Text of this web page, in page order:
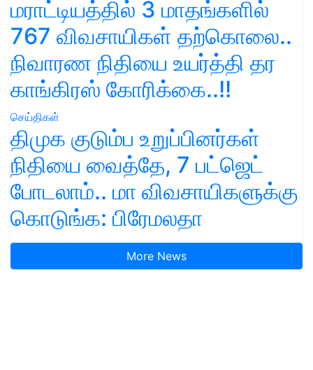
மராட்டியத்தில் 3 மாதங்களில்
767 விவசாயிகள் தற்கொலை..
நிவாரண நிதியை உயர்த்தி தர
காங்கிரஸ் கோரிக்கை..!!
செய்திகள்
திமுக குடும்ப உறுப்பினர்கள்
நிதியை வைத்தே, 7 பட்ஜெட்
போடலாம்.. மா விவசாயிகளுக்கு
கொடுங்க: பிரேமலதா
More News